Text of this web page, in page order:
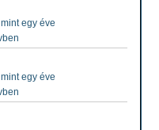
egy éve
egy éve